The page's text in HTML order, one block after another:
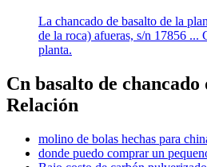
La chancado de basalto de la
de la roca) afueras, s/n 17856 ...
planta.
Cn basalto de
Relación
molino de bolas hechas para
donde puedo comprar un